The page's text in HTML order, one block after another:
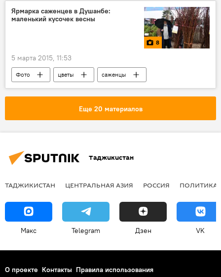
Ярмарка саженцев в Душанбе:
маленький кусочек весны
8
5 марта 2015, 11:53
Фото цветы
саженцы
Новости Душанбе
ярмарка
Еще 20 материалов
Таджикистан
ТАДЖИКИСТАН ЦЕНТРАЛЬНАЯ АЗИЯ РОССИЯ ПОЛИТИКА
Макс Telegram Дзен VK
О проекте Контакты Правила использования